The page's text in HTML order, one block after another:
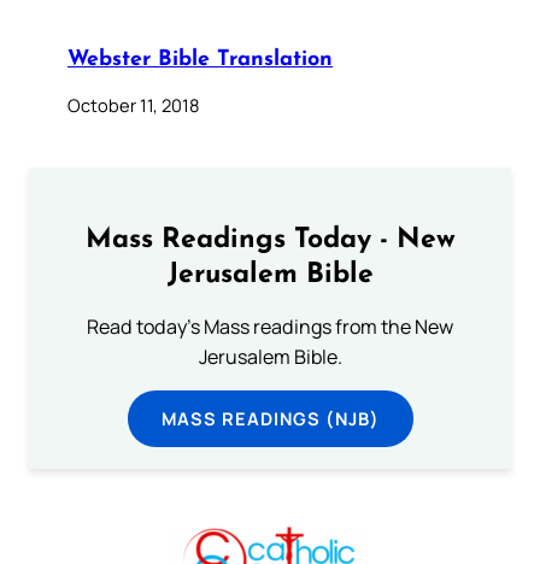
Webster Bible Translation
October 11, 2018
Mass Readings Today - New
Jerusalem Bible
Read today's Mass readings from the New
Jerusalem Bible.
MASS READINGS (NJB)